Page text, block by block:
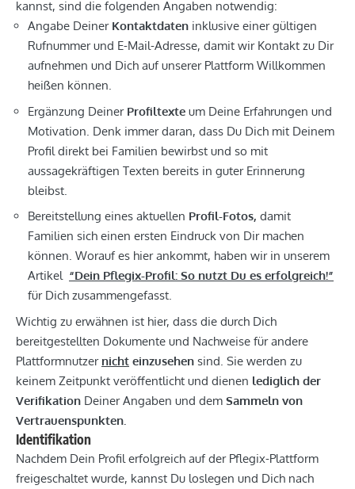
kannst, sind die folgenden Angaben notwendig:
Angabe Deiner Kontaktdaten inklusive einer gültigen
Rufnummer und E-Mail-Adresse, damit wir Kontakt zu Dir
aufnehmen und Dich auf unserer Plattform Willkommen
heißen können.
Ergänzung Deiner Profiltexte um Deine Erfahrungen und
Motivation. Denk immer daran, dass Du Dich mit Deinem
Profil direkt bei Familien bewirbst und so mit
aussagekräftigen Texten bereits in guter Erinnerung
bleibst.
Bereitstellung eines aktuellen Profil-Fotos, damit
Familien sich einen ersten Eindruck von Dir machen
können. Worauf es hier ankommt, haben wir in unserem
Artikel “Dein Pflegix-Profil: So nutzt Du es erfolgreich!”
für Dich zusammengefasst.
Wichtig zu erwähnen ist hier, dass die durch Dich
bereitgestellten Dokumente und Nachweise für andere
Plattformnutzer nicht einzusehen sind. Sie werden zu
keinem Zeitpunkt veröffentlicht und dienen lediglich der
Verifikation Deiner Angaben und dem Sammeln von
Vertrauenspunkten.
Identifikation
Nachdem Dein Profil erfolgreich auf der Pflegix-Plattform
freigeschaltet wurde, kannst Du loslegen und Dich nach